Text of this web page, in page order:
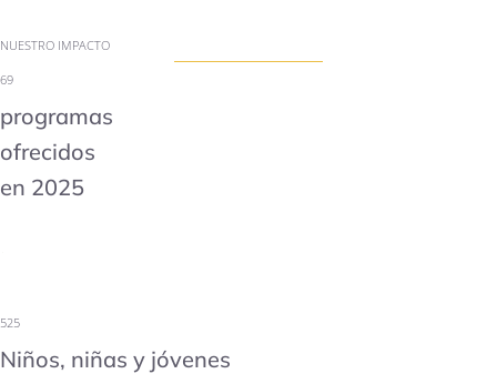
NUESTRO IMPACTO
69
programas
ofrecidos
en 2025
525
Niños, niñas y jóvenes